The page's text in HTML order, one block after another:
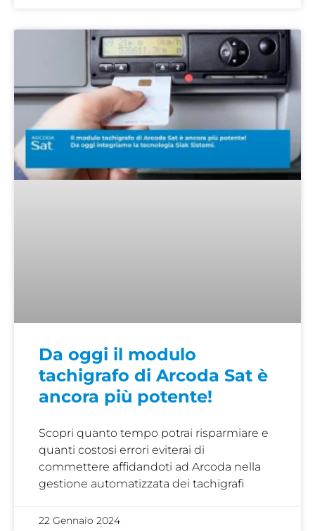
Da oggi il modulo
tachigrafo di Arcoda Sat è
ancora più potente!
Scopri quanto tempo potrai risparmiare e
quanti costosi errori eviterai di
commettere affidandoti ad Arcoda nella
gestione automatizzata dei tachigrafi
22 Gennaio 2024